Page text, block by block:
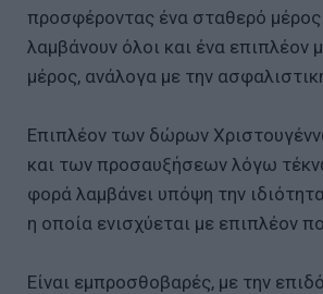
προσφέροντας ένα σταθερό
λαμβάνουν όλοι και ένα επιπλέον
μέρος, ανάλογα με την
Επιπλέον των δώρων
και των προσαυξήσεων λόγω
φορά λαμβάνει υπόψη την
η οποία ενισχύεται με επιπλέον
Είναι εμπροσθοβαρές, με την